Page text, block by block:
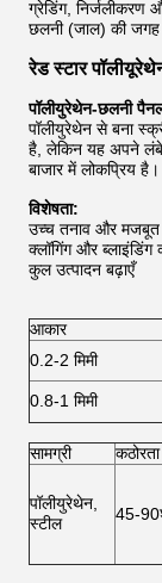
ग्रेडिंग, निर्जलीकरण
छलनी (जाल) की जगह
रेड स्टार
पॉलीयुरेथेन-छलनी
पॉलीयुरेथेन से बना
है, लेकिन यह अपने
बाजार में लोकप्रिय है।
विशेषता:
उच्च तनाव और मजबूत
क्लॉगिंग और ब्लाइंडिंग
कुल उत्पादन बढ़ाएँ
आकार
0.2-2 मिमी
0.8-1 मिमी
सामग्री कठोरता
पॉलीयुरेथेन,
स्टील
45-